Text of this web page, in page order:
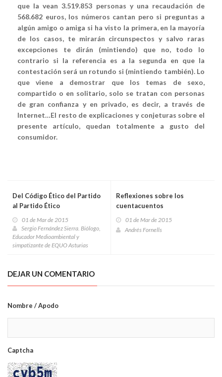
que la vean 3.519.853 personas y una recaudación de
568.682 euros, los números cantan pero si preguntas a
algún amigo o amiga si ha visto la primera, en la mayoría
de los casos, te mirarán circunspectos y salvo raras
excepciones te dirán (mintiendo) que no, todo lo
contrario si la referencia es a la segunda en que la
contestación será un rotundo si (mintiendo también). Lo
que viene a demostrar que los temas de sexo,
compartido o en solitario, solo se tratan con personas
de gran confianza y en privado, es decir, a través de
Internet…El resto de explicaciones y conjeturas sobre el
presente artículo, quedan totalmente a gusto del
consumidor.
Del Código Ético del Partido
al Partido Ético
01 de Mar de 2015
Sergio Fernández Sierra. Biólogo,
Educador Medioambiental y
simpatizante de EQUO Asturias
Reflexiones sobre los
cuentacuentos
01 de Mar de 2015
Andrés Fornells
DEJAR UN COMENTARIO
Nombre / Apodo
Captcha